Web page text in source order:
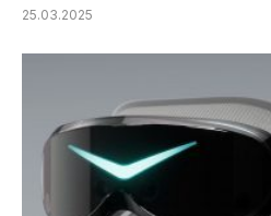
25.03.2025